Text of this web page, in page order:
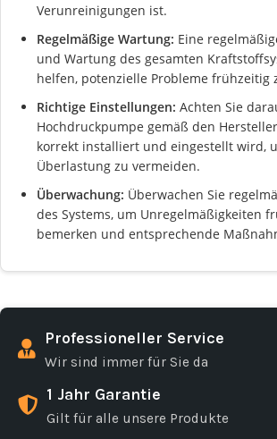
Verunreinigungen ist.
Regelmäßige Wartung: Eine
und Wartung des gesamten
helfen, potenzielle Probleme frühzeitig
Richtige Einstellungen: Achten Sie
Hochdruckpumpe gemäß den
korrekt installiert und eingestellt wird,
Überlastung zu vermeiden.
Überwachung: Überwachen Sie
des Systems, um Unregelmäßigkeiten
bemerken und entsprechende
Professioneller Service
Wir sind immer für Sie da
1 Jahr Garantie
Gilt für alle unsere Produkte